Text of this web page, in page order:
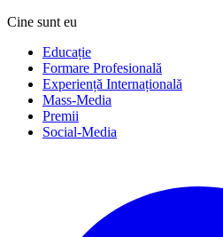
Cine sunt eu
Educație
Formare Profesională
Experiență Internațională
Mass-Media
Premii
Social-Media